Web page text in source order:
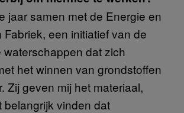
jaar samen met de Energie en
Fabriek, een initiatief van de
waterschappen dat zich
het winnen van grondstoffen
Zij geven mij het materiaal,
belangrijk vinden dat